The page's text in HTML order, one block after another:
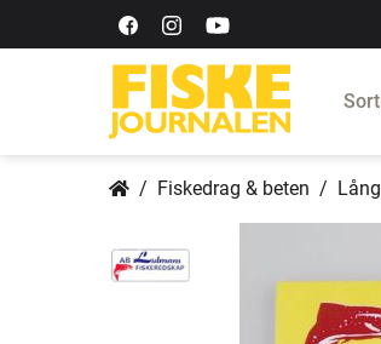
Fiskedrag & beten